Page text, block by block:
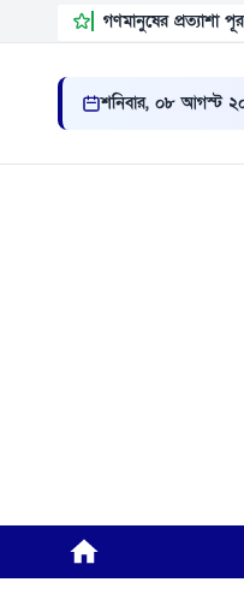
গণমানুষের প্রত্যাশা
শনিবার, ০৮ আগস্ট